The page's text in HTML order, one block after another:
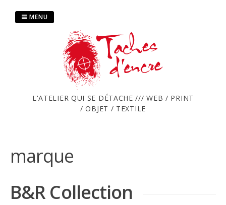
L'ATELIER QUI SE DÉTACHE /// WEB / PRINT
/ OBJET / TEXTILE
MENU
marque
B&R Collection